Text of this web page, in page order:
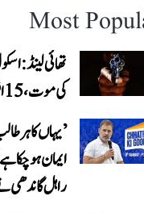
Most
کی موت، 15 افراد زخمی
’یہاں کا ہر
ایمان ہو چکا
راہل گاندھی